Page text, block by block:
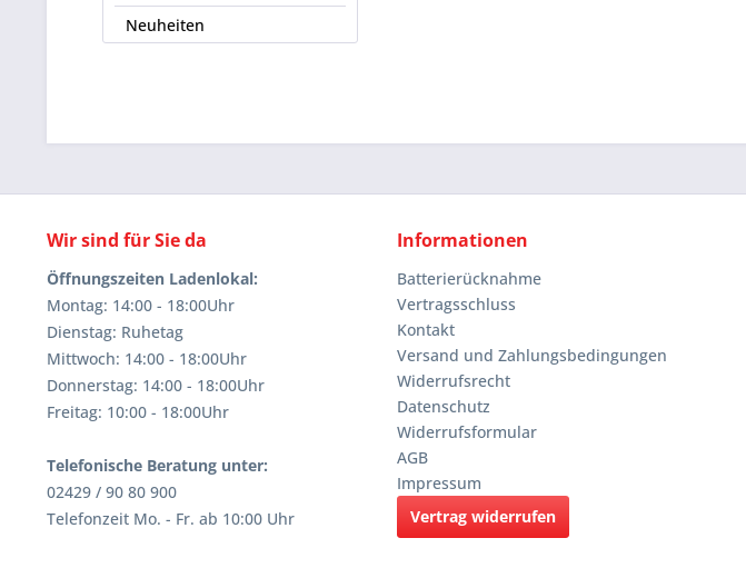
Neuheiten
Wir sind für Sie da
Öffnungszeiten Ladenlokal:
Montag: 14:00 - 18:00Uhr
Dienstag: Ruhetag
Mittwoch: 14:00 - 18:00Uhr
Donnerstag: 14:00 - 18:00Uhr
Freitag: 10:00 - 18:00Uhr
Telefonische Beratung unter:
02429 / 90 80 900
Telefonzeit Mo. - Fr. ab 10:00 Uhr
Informationen
Batterierücknahme
Vertragsschluss
Kontakt
Versand und Zahlungsbedingungen
Widerrufsrecht
Datenschutz
Widerrufsformular
AGB
Impressum
Vertrag widerrufen